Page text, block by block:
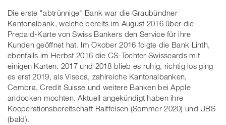
Die erste "abtrünnige" Bank war die Graubündner
Kantonalbank, welche bereits im August 2016 über die
Prepaid-Karte von Swiss Bankers den Service für ihre
Kunden geöffnet hat. Im Okober 2016 folgte die Bank Linth,
ebenfalls im Herbst 2016 die CS-Tochter Swisscards mit
einigen Karten. 2017 und 2018 blieb es ruhig, richtig los ging
es erst 2019, als Viseca, zahlreiche Kantonalbanken,
Cembra, Credit Suisse und weitere Banken bei Apple
andocken mochten. Aktuell angekündigt haben ihre
Kooperationsbereitschaft Raiffeisen (Sommer 2020) und UBS
(bald).